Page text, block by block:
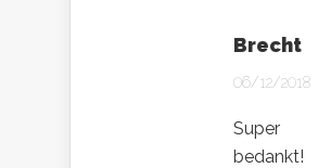
Brecht
06/12/2018
Super
bedankt!